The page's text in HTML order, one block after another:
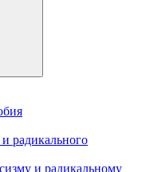
радикального
и радикальному